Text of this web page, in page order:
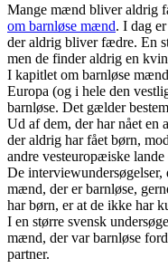
Mange mænd bliver aldrig
om barnløse mænd. I dag
der aldrig bliver fædre. En
men de finder aldrig en
I kapitlet om barnløse
Europa (og i hele den
barnløse. Det gælder
Ud af dem, der har nået en
der aldrig har fået børn,
andre vesteuropæiske
De interviewundersøgelser,
mænd, der er barnløse,
har børn, er at de ikke har
I en større svensk
mænd, der var barnløse
partner.